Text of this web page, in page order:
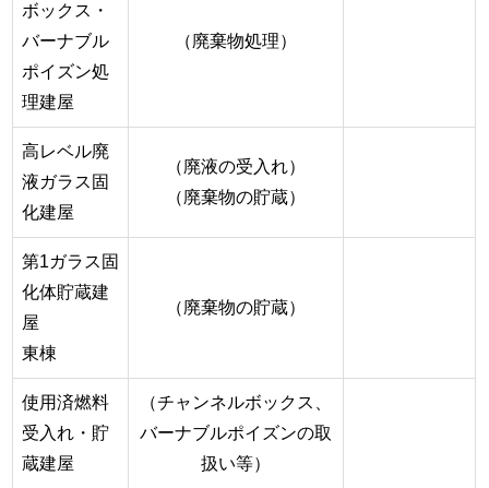
ボックス・
バーナブル
ポイズン処
理建屋
（廃棄物処理）
高レベル廃
液ガラス固
化建屋
（廃液の受入れ）
（廃棄物の貯蔵）
第1ガラス固
化体貯蔵建
屋
東棟
（廃棄物の貯蔵）
使用済燃料
受入れ・貯
蔵建屋
（チャンネルボックス、
バーナブルポイズンの取
扱い等）